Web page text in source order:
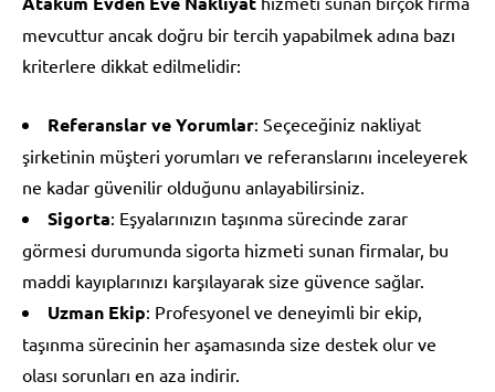
mevcuttur ancak doğru bir tercih yapabilmek adına bazı
kriterlere dikkat edilmelidir:
Referanslar ve Yorumlar: Seçeceğiniz nakliyat
şirketinin müşteri yorumları ve referanslarını inceleyerek
ne kadar güvenilir olduğunu anlayabilirsiniz.
Sigorta: Eşyalarınızın taşınma sürecinde zarar
görmesi durumunda sigorta hizmeti sunan firmalar, bu
maddi kayıplarınızı karşılayarak size güvence sağlar.
Uzman Ekip: Profesyonel ve deneyimli bir ekip,
taşınma sürecinin her aşamasında size destek olur ve
olası sorunları en aza indirir.